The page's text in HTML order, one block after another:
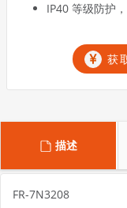
IP40 等级防护
获
描述
FR-7N3208